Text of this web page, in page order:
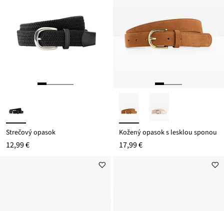
Strečový opasok
12,99 €
Kožený opasok s lesklou sponou
17,99 €